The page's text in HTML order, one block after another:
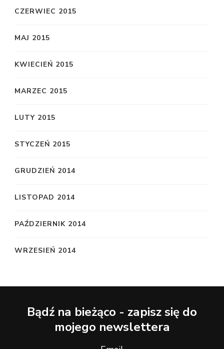
CZERWIEC 2015
MAJ 2015
KWIECIEŃ 2015
MARZEC 2015
LUTY 2015
STYCZEŃ 2015
GRUDZIEŃ 2014
LISTOPAD 2014
PAŹDZIERNIK 2014
WRZESIEŃ 2014
Bądź na bieżąco - zapisz się do
mojego newslettera